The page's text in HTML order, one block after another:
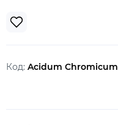
Код: Acidum Chromicum